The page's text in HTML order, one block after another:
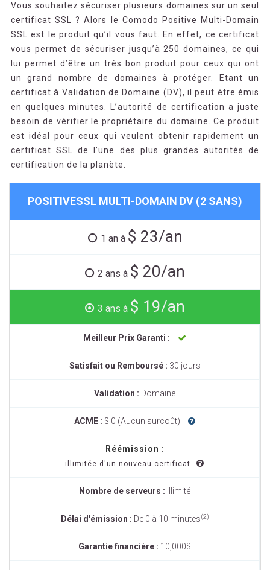
Vous souhaitez sécuriser plusieurs domaines sur un seul
certificat SSL ? Alors le Comodo Positive Multi-Domain
SSL est le produit qu’il vous faut. En effet, ce certificat
vous permet de sécuriser jusqu’à 250 domaines, ce qui
lui permet d’être un très bon produit pour ceux qui ont
un grand nombre de domaines à protéger. Etant un
certificat à Validation de Domaine (DV), il peut être émis
en quelques minutes. L’autorité de certification a juste
besoin de vérifier le propriétaire du domaine. Ce produit
est idéal pour ceux qui veulent obtenir rapidement un
certificat SSL de l’une des plus grandes autorités de
certification de la planète.
POSITIVESSL MULTI-DOMAIN DV (2 SANS)
1 an à $ 23/an
2 ans à $ 20/an
3 ans à $ 19/an
Meilleur Prix Garanti :
Satisfait ou Remboursé : 30 jours
Validation : Domaine
ACME : $ 0 (Aucun surcoût)
Réémission :
illimitée d'un nouveau certificat
Nombre de serveurs : Illimité
Délai d'émission : De 0 à 10 minutes(2)
Garantie financière : 10,000$